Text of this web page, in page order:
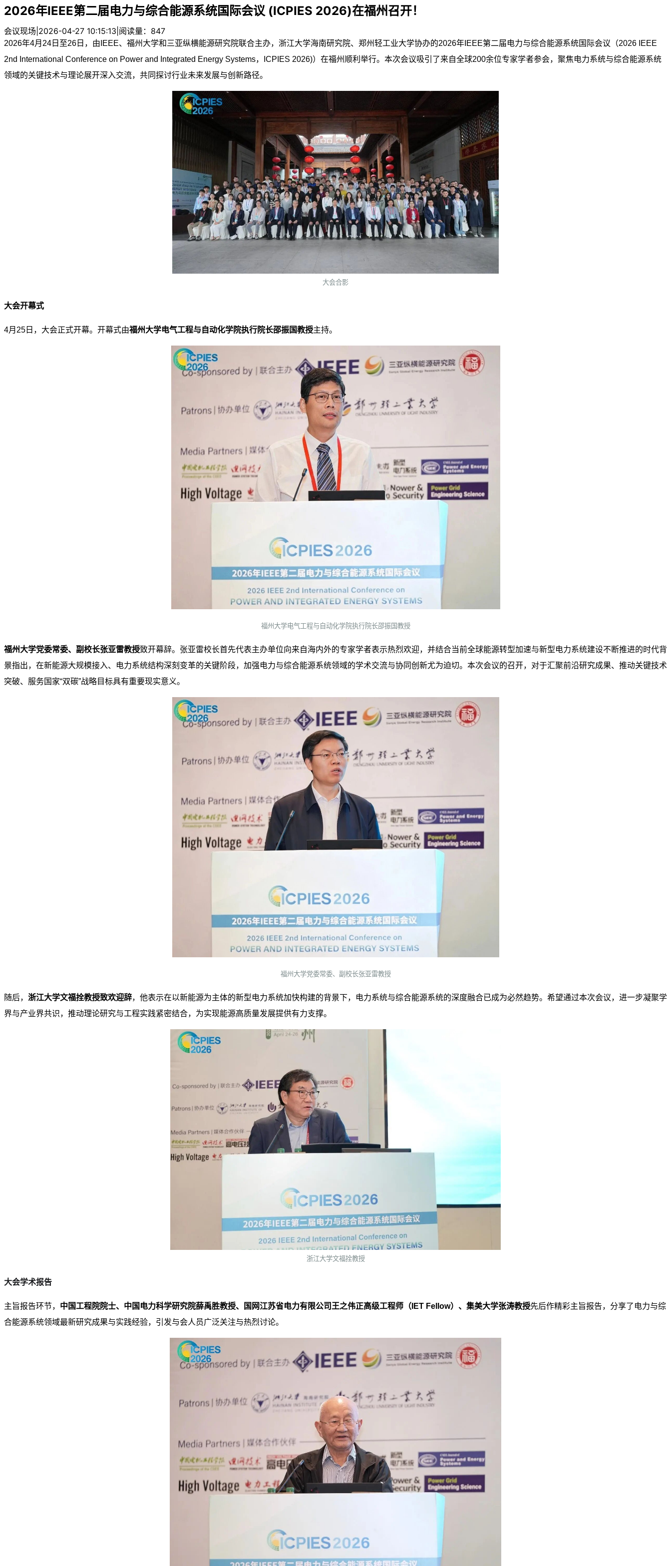
2026年IEEE第二届电力与综合能源系统国际会议 (ICPIES 2026)在福州召开！
会议现场 2026-04-27 10:15:13 阅读量：847
2026年4月24日至26日，由 IEEE、 福州大学和 三亚纵横能源研究院联合主办， 浙江大学海南研究院、 郑州轻工业大学协办的2026年IEEE第二届电力与综合能源系统国际会议 （2026 IEEE
2nd International Conference on Power and Integrated Energy Systems， ICPIES 2026)）在福州顺利举行。本次会议吸引了来自全球200余位专家学者参会，聚焦电力系统与综合能源系统
领域的关键技术与理论展开深入交流，共同探讨行业未来发展与创新路径。
大会合影
大会开幕式
4月25日，大会正式开幕。 开幕式由福州大学电气工程与自动化学院执行院长邵振国教授主持。
福州大学电气工程与自动化学院执行院长邵振国教授
福州大学党委常委、 副校长张亚雷教授致开幕辞。 张亚雷校长首先代表主办单位向来自海内外的专家学者表示热烈欢迎，并结合当前全球能源转型加速与新型电力系统建设不断推进的时代背
景指出，在新能源大规模接入、电力系统结构深刻变革的关键阶段，加强电力与综合能源系统领域的学术交流与协同创新尤为迫切。本次会议的召开，对于汇聚前沿研究成果、推动关键技术
突破、服务国家“双碳”战略目标具有重要现实意义。
福州大学党委常委、副校长张亚雷教授
随后， 浙江大学文福拴教授致欢迎辞，他表示在以新能源为主体的新型电力系统加快构建的背景下，电力系统与综合能源系统的深度融合已成为必然趋势。希望通过本次会议，进一步凝聚学
界与产业界共识，推动理论研究与工程实践紧密结合，为实现能源高质量发展提供有力支撑。
浙江大学文福拴教授
大会学术报告
主旨报告环节， 中国工程院院士、中国电力科学研究院薛禹胜教授、 国网江苏省电力有限公司王之伟正高级工程师 （ IET Fellow） 、 集美大学张涛教授先后作精彩主旨报告， 分享了电力与综
合能源系统领域最新研究成果与实践经验，引发与会人员广泛关注与热烈讨论。